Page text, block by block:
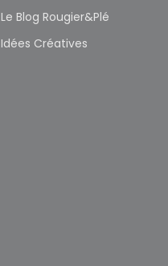
Le Blog Rougier&Plé
Idées Créatives